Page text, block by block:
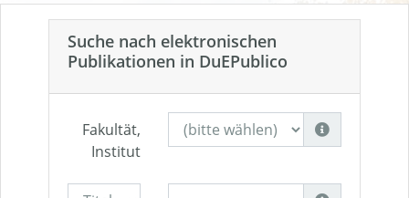
Suche nach elektronischen
Publikationen in DuEPublico
Fakultät,
Institut